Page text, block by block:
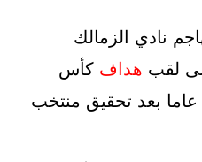
نادي الزمالك
لقب هداف كأس
الأمم الإفريقية، تحت 23 عاما بعد تحقيق منتخب